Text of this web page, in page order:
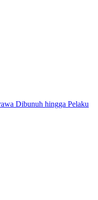
Dibunuh hingga Pelaku